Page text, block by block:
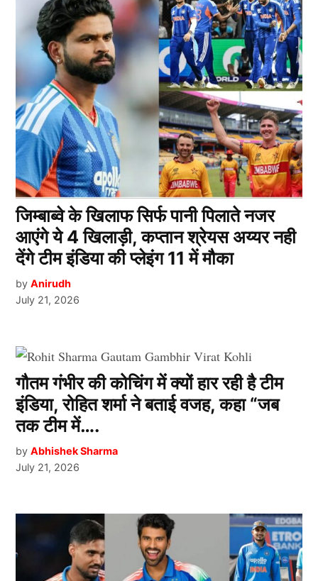
जिम्बाब्वे के खिलाफ सिर्फ पानी पिलाते नजर
आएंगे ये 4 खिलाड़ी, कप्तान श्रेयस अय्यर नही
देंगे टीम इंडिया की प्लेइंग 11 में मौका
by Anirudh
July 21, 2026
गौतम गंभीर की कोचिंग में क्यों हार रही है टीम
इंडिया, रोहित शर्मा ने बताई वजह, कहा “जब
तक टीम में….
by Abhishek Sharma
July 21, 2026